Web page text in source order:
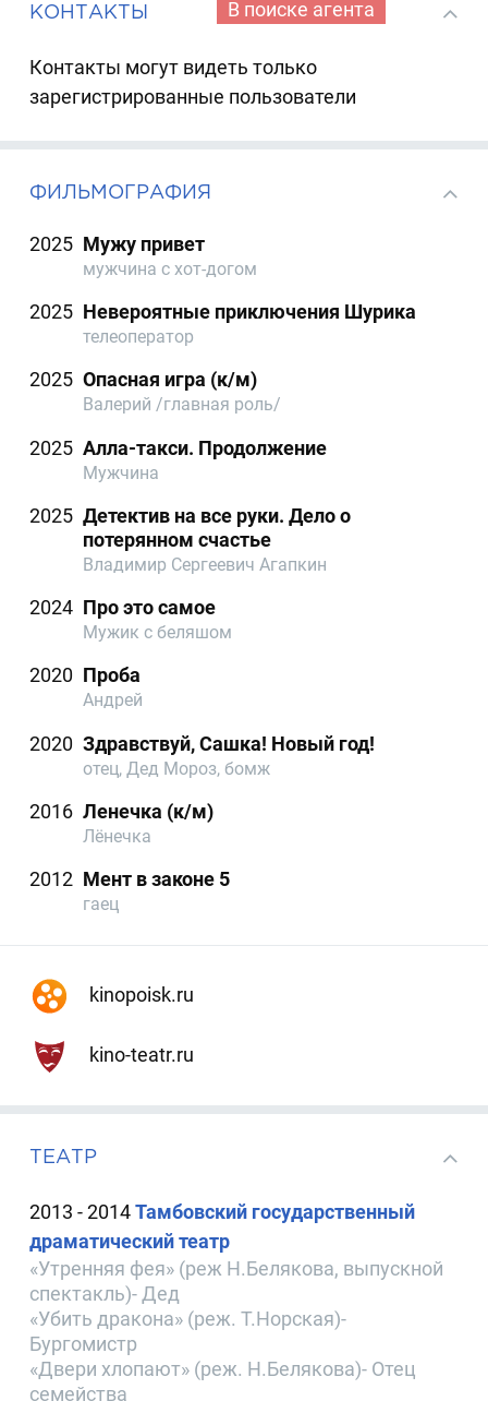
КОНТАКТЫ В поиске агента
Контакты могут видеть только
зарегистрированные пользователи
ФИЛЬМОГРАФИЯ
2025 Мужу привет
мужчина с хот-догом
2025 Невероятные приключения Шурика
телеоператор
2025 Опасная игра (к/м)
Валерий /главная роль/
2025 Алла-такси. Продолжение
Мужчина
2025 Детектив на все руки. Дело о
потерянном счастье
Владимир Сергеевич Агапкин
2024 Про это самое
Мужик с беляшом
2020 Проба
Андрей
2020 Здравствуй, Сашка! Новый год!
отец, Дед Мороз, бомж
2016 Ленечка (к/м)
Лёнечка
2012 Мент в законе 5
гаец
kinopoisk.ru
kino-teatr.ru
ТЕАТР
2013 - 2014Тамбовский государственный
драматический театр
«Утренняя фея» (реж Н.Белякова, выпускной
спектакль)- Дед
«Убить дракона» (реж. Т.Норская)-
Бургомистр
«Двери хлопают» (реж. Н.Белякова)- Отец
семейства